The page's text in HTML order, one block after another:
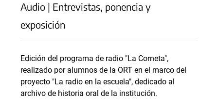
Audio | Entrevistas, ponencia y
exposición
Edición del programa de radio "La Corneta",
realizado por alumnos de la ORT en el marco del
proyecto "La radio en la escuela", dedicado al
archivo de historia oral de la institución.